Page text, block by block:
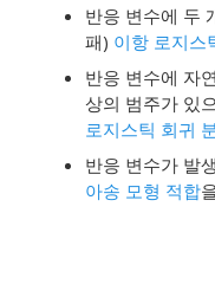
반응 변수에 두
패) 이항 로지스
반응 변수에 자
상의 범주가 있
로지스틱 회귀
반응 변수가 발
아송 모형 적합